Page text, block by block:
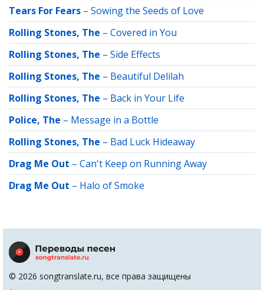
Tears For Fears – Sowing the Seeds of Love
Rolling Stones, The – Covered in You
Rolling Stones, The – Side Effects
Rolling Stones, The – Beautiful Delilah
Rolling Stones, The – Back in Your Life
Police, The – Message in a Bottle
Rolling Stones, The – Bad Luck Hideaway
Drag Me Out – Can't Keep on Running Away
Drag Me Out – Halo of Smoke
© 2026 songtranslate.ru, все права защищены